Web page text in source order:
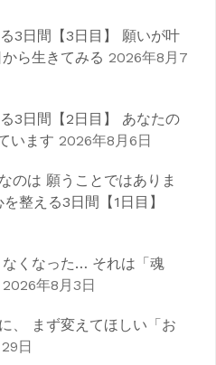
3日間【3日目】 願いが叶
ら生きてみる 2026年8月7
3日間【2日目】 あなたの
います 2026年8月6日
のは 願うことではありま
整える3日間【1日目】
くなった… それは「魂
2026年8月3日
、 まず変えてほしい「お
日